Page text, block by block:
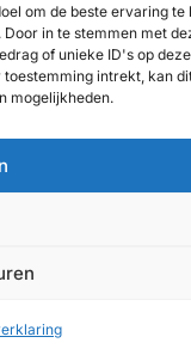
om de beste ervaring te
in te stemmen met
of unieke ID's op
intrekt, kan
mogelijkheden.